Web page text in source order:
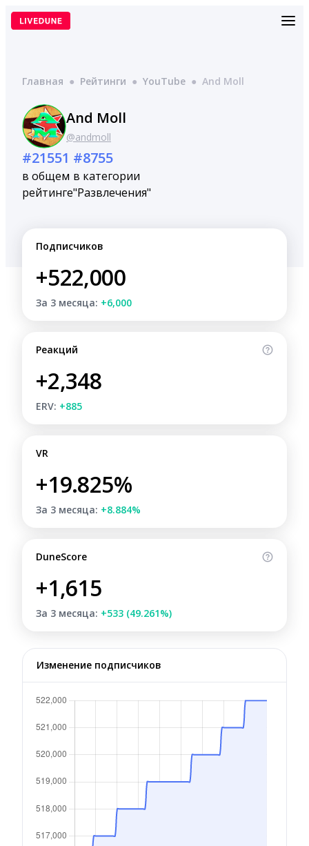
Перейти
Главная ● Рейтинги ● YouTube ● And Moll
And Moll
@andmoll
#21551
в общем
рейтинге
#8755
в категории
"Развлечения"
Подписчиков
+522,000
За 3 месяца: +6,000
Реакций
+2,348
ERV: +885
VR
+19.825%
За 3 месяца: +8.884%
DuneScore
+1,615
За 3 месяца: +533 (49.261%)
Изменение подписчиков